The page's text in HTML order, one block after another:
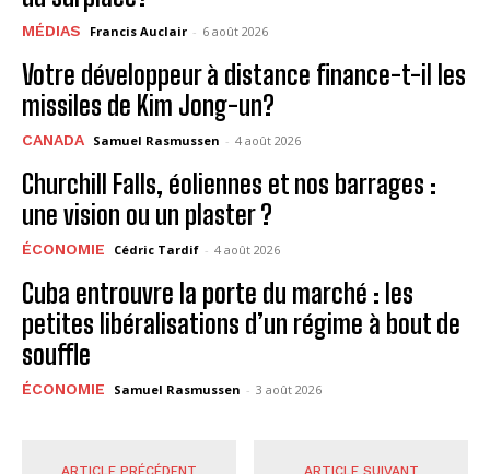
MÉDIAS Francis Auclair - 6 août 2026
Votre développeur à distance finance-t-il les
missiles de Kim Jong-un?
CANADA Samuel Rasmussen - 4 août 2026
Churchill Falls, éoliennes et nos barrages :
une vision ou un plaster ?
ÉCONOMIE Cédric Tardif - 4 août 2026
Cuba entrouvre la porte du marché : les
petites libéralisations d’un régime à bout de
souffle
ÉCONOMIE Samuel Rasmussen - 3 août 2026
ARTICLE PRÉCÉDENT ARTICLE SUIVANT